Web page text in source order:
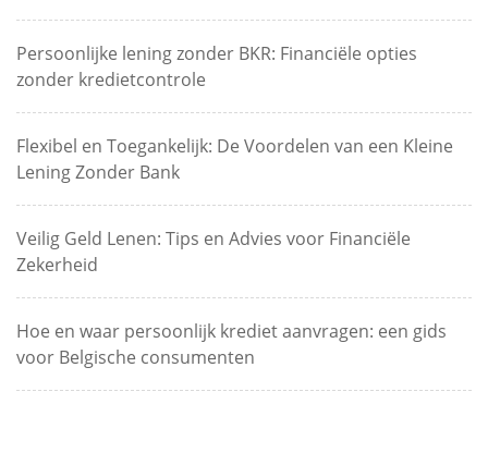
Persoonlijke lening zonder BKR: Financiële opties
zonder kredietcontrole
Flexibel en Toegankelijk: De Voordelen van een Kleine
Lening Zonder Bank
Veilig Geld Lenen: Tips en Advies voor Financiële
Zekerheid
Hoe en waar persoonlijk krediet aanvragen: een gids
voor Belgische consumenten